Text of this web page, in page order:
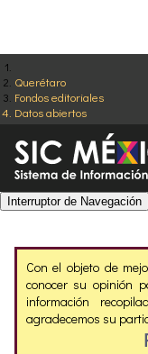
Querétaro
Fondos editoriales
Datos abiertos
Interruptor de Navegación
Con el objeto de
conocer su opinión
información
agradecemos su